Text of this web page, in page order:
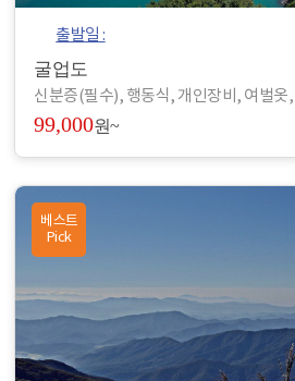
출발일 :
굴업도
신분증(필수), 행동식, 개인장비, 여벌옷
99,000원~
베스트
Pick